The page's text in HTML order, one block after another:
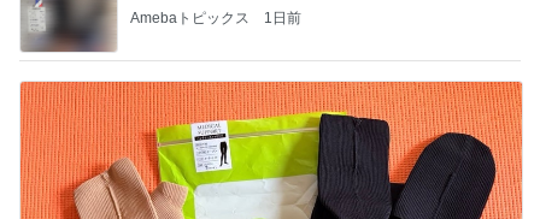
Amebaトピックス 1日前